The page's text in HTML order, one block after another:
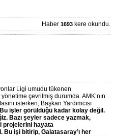
Haber 1693 kere okundu.
Ligi umudu tükenen
çevrilmiş durumda. AMK’nın
isterken, Başkan Yardımcısı
işler görüldüğü kadar kolay değil.
Bazı şeyler sadece yazmak,
projelerini hayata
işi bitirip, Galatasaray’ı her